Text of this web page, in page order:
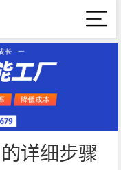
详细步骤